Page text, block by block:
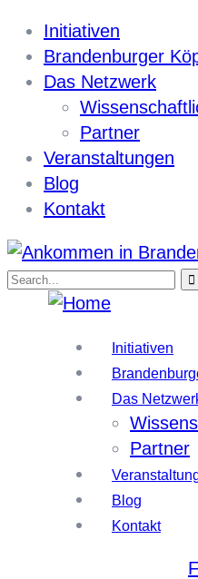
Initiativen
Brandenburger
Das Netzwerk
Partner
Veranstaltungen
Blog
Kontakt
Initiativen
Das
Partner
Blog
Kontakt